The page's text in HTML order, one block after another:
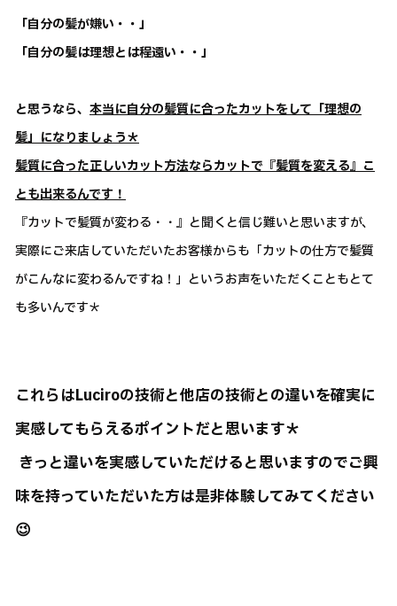
「自分の髪が嫌い・・」
「自分の髪は理想とは程遠い・・」
と思うなら、 本当に自分の髪質に合ったカットをして「理想の
髪」になりましょう＊
髪質に合った正しいカット方法ならカットで『髪質を変える』こ
とも出来るんです！
『カットで髪質が変わる・・』と聞くと信じ難いと思いますが、
実際にご来店していただいたお客様からも「カットの仕方で髪質
がこんなに変わるんですね！」というお声をいただくこともとて
も多いんです＊
これらはLuciroの技術と他店の技術との違いを確実に
実感してもらえるポイントだと思います＊
きっと違いを実感していただけると思いますのでご興
味を持っていただいた方は是非体験してみてください
😉